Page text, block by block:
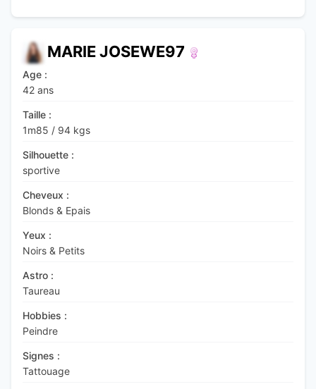
MARIE JOSEWE97
Age :
42 ans
Taille :
1m85 / 94 kgs
Silhouette :
sportive
Cheveux :
Blonds & Epais
Yeux :
Noirs & Petits
Astro :
Taureau
Hobbies :
Peindre
Signes :
Tattouage